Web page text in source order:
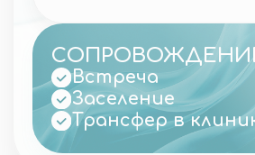
— наш
приоритет
Ваше здоровье
Приветствуем! Заполняйте
краткий бриф и наш менеджер
свяжется с вами в течении 15
минут